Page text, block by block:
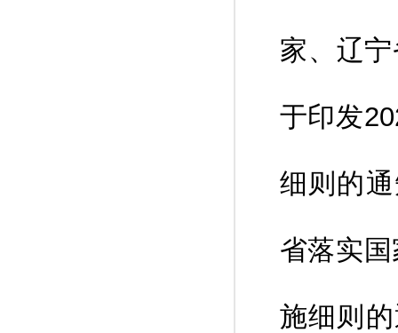
家、辽
于印发
细则的
省落实
施细则